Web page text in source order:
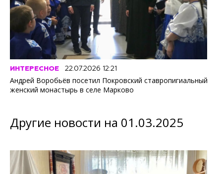
ИНТЕРЕСНОЕ 22.07.2026 12:21
Андрей Воробьёв посетил Покровский ставропигиальный
женский монастырь в селе Марково
Другие новости на 01.03.2025